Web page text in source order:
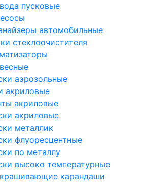
пусковые
автомобильные
стеклоочистителя
аэрозольные
акриловые
акриловые
акриловые
металлик
флуоресцентные
по металлу
высоко температурные
карандаши